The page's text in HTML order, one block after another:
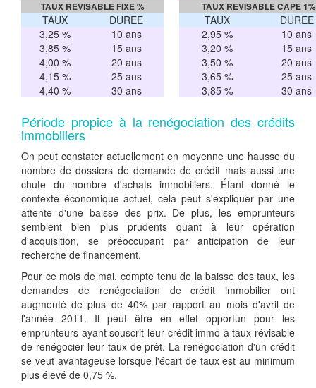
TAUX REVISABLE FIXE % TAUX REVISABLE CAPE 1%
TAUX DUREE TAUX
DUREE
3,25 %
10 ans 2,95 %
10 ans
3,85 %
15 ans 3,20 %
15 ans
4,00 %
20 ans 3,50 %
20 ans
4,15 %
25 ans 3,65 %
25 ans
4,40 %
30 ans 3,85 % 30 ans
Période propice à la renégociation des crédits
immobiliers
On peut constater actuellement en moyenne une hausse du
nombre de dossiers de demande de crédit mais aussi une
chute du nombre d'achats immobiliers. Étant donné le
contexte économique actuel, cela peut s'expliquer par une
attente d'une baisse des prix. De plus, les emprunteurs
semblent bien plus prudents quant à leur opération
d'acquisition, se préoccupant par anticipation de leur
recherche de financement.
Pour ce mois de mai, compte tenu de la baisse des taux, les
demandes de renégociation de crédit immobilier ont
augmenté de plus de 40% par rapport au mois d'avril de
l'année 2011. Il peut être en effet opportun pour les
emprunteurs ayant souscrit leur crédit immo à taux révisable
de renégocier leur taux de prêt. La renégociation d'un crédit
se veut avantageuse lorsque l'écart de taux est au minimum
plus élevé de 0,75 %.